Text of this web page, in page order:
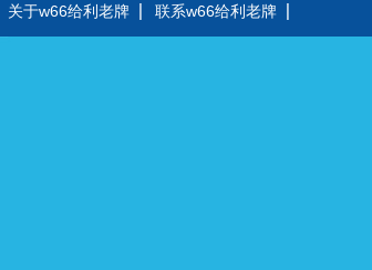
关于w66给利老牌 联系w66给利老牌